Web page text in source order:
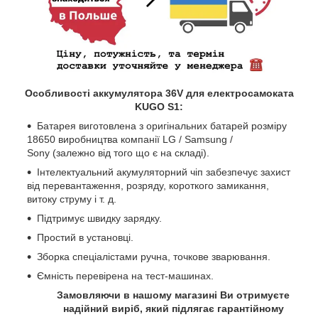
Особливості аккумулятора 36V для електросамоката
KUGO S1:
Батарея виготовлена ​​з оригінальних батарей розміру
18650 виробництва компанії LG / Samsung /
Sony (залежно від того що є на складі).
Інтелектуальний акумуляторний чіп забезпечує захист
від перевантаження, розряду, короткого замикання,
витоку струму і т. д.
Підтримує швидку зарядку.
Простий в установці.
Зборка спеціалістами ручна, точкове зварювання.
Ємність перевірена на тест-машинах.
Замовляючи в нашому магазині Ви отримуєте
надійний виріб, який підлягає гарантійному